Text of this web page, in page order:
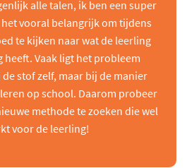
alle talen, ik ben een super
vooral belangrijk om tijdens
te kijken naar wat de leerling
heeft. Vaak ligt het probleem
stof zelf, maar bij de manier
op school. Daarom probeer
methode te zoeken die wel
voor de leerling!